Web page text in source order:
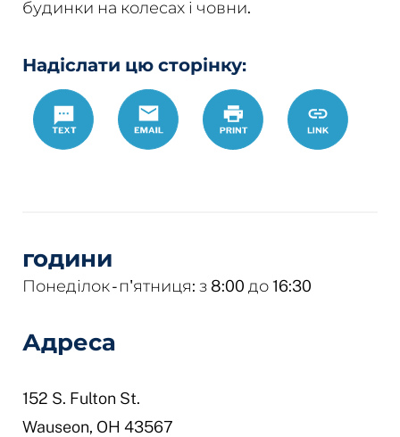
будинки на колесах і човни.
Надіслати цю сторінку:
Text
Email Роздрукувати
https://
sudiv-
Link
години
Понеділок - п'ятниця: з 8:00 до 16:30
Адреса
152 S. Fulton St.
Wauseon, OH 43567